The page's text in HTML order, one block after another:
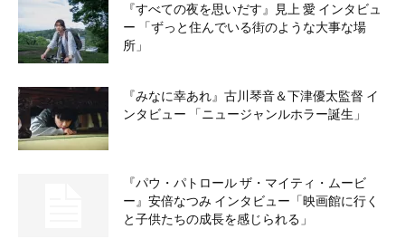
『すべての夜を思いだす』見上 愛 インタビュ
ー 「ずっと住んでいる街のような大事な場
所」
『みなに幸あれ』古川琴音＆下津優太監督 イ
ンタビュー 「ニュージャンルホラー誕生」
『パウ・パトロール ザ・マイティ・ムービ
ー』安倍なつみ インタビュー「映画館に行く
と子供たちの成長を感じられる」